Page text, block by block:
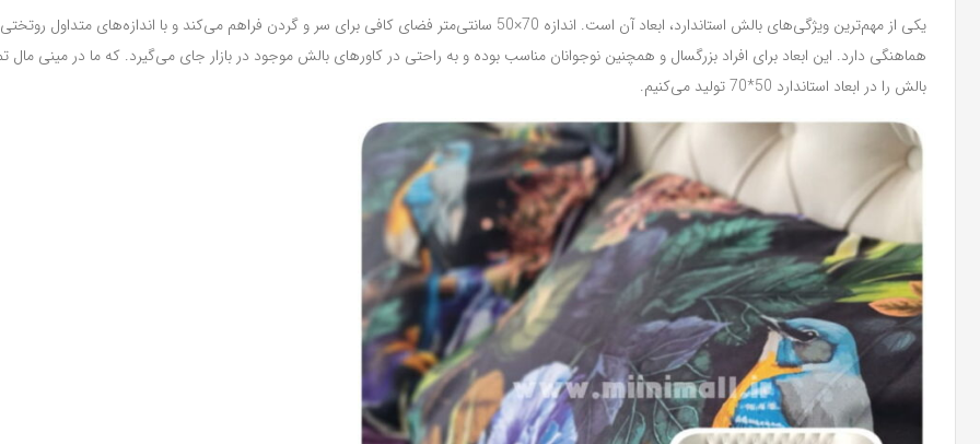
یکی از مهم‌ترین ویژگی‌های بالش استاندارد، ابعاد آن است. اندازه 70×50 سانتی‌متر فضای کافی برای سر و گردن فراهم می‌کند و با اندازه‌های
هماهنگی دارد. این ابعاد برای افراد بزرگسال و همچنین نوجوانان مناسب بوده و به راحتی در کاورهای بالش موجود در بازار جای می‌گیرد. که ما در مینی مال
بالش را در ابعاد استاندارد 50*70 تولید می‌کنیم.